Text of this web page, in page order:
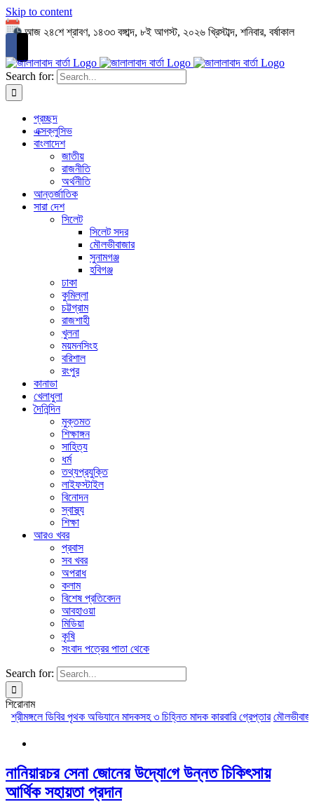
Skip to content
আজ ২৪শে শ্রাবণ, ১৪৩৩ বঙ্গাব্দ, ৮ই আগস্ট, ২০২৬ খ্রিস্টাব্দ, শনিবার, বর্ষাকাল
Search for:
প্রচ্ছদ
এক্সক্লুসিভ
বাংলাদেশ
জাতীয়
রাজনীতি
অর্থনীতি
আন্তর্জাতিক
সারা দেশ
সিলেট
সিলেট সদর
মৌলভীবাজার
সুনামগঞ্জ
হবিগঞ্জ
ঢাকা
কুমিল্লা
চট্টগ্রাম
রাজশাহী
খুলনা
ময়মনসিংহ
বরিশাল
রংপুর
কানাডা
খেলাধুলা
দৈনিন্দিন
মুক্তমত
শিক্ষাঙ্গন
সাহিত্য
ধর্ম
তথ্যপ্রযুক্তি
লাইফস্টাইল
বিনোদন
স্বাস্থ্য
শিক্ষা
আরও খবর
প্রবাস
সব খবর
অপরাধ
কলাম
বিশেষ প্রতিবেদন
আবহাওয়া
মিডিয়া
কৃষি
সংবাদ পত্রের পাতা থেকে
Search for:
শিরোনাম
শ্রীমঙ্গলে ডিবির পৃথক অভিযানে মাদকসহ ৩ চিহ্নিত মাদক কারবারি গ্রেপ্তার
নানিয়ারচর সেনা জোনের উদ্যো‌গে উন্নত চিকিৎসায়
আর্থিক সহায়তা প্রদান